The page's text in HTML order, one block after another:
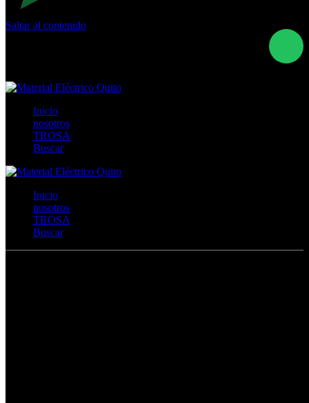
Saltar al contenido
Inicio
nosotros
TROSA
Buscar
Inicio
nosotros
TROSA
Buscar